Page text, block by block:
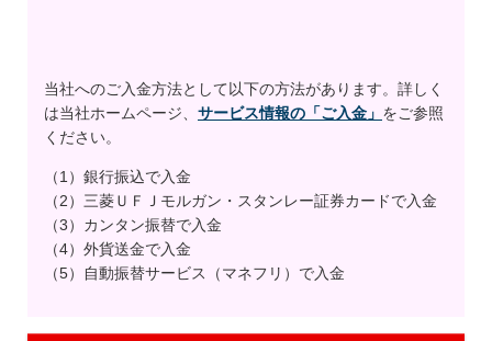
当社へのご入金方法として以下の方法があります。詳しく
は当社ホームページ、 サービス情報の「ご入金」 をご参照
ください。
（1）銀行振込で入金
（2）三菱ＵＦＪモルガン・スタンレー証券カードで入金
（3）カンタン振替で入金
（4）外貨送金で入金
（5）自動振替サービス（マネフリ）で入金